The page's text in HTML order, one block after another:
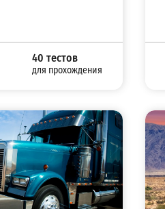
40 тестов
для прохождения